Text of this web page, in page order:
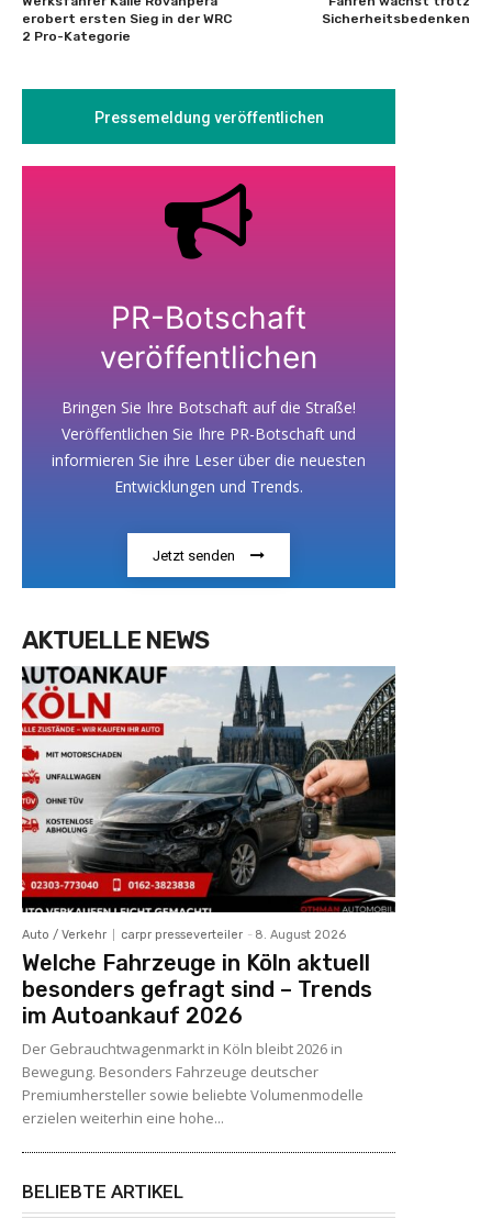
erobert ersten Sieg in der WRC
2 Pro-Kategorie
Sicherheitsbedenken
Pressemeldung veröffentlichen
PR-Botschaft
veröffentlichen
Bringen Sie Ihre Botschaft auf die Straße!
Veröffentlichen Sie Ihre PR-Botschaft und
informieren Sie ihre Leser über die neuesten
Entwicklungen und Trends.
Jetzt senden
AKTUELLE NEWS
Auto / Verkehr carpr presseverteiler - 8. August 2026
Welche Fahrzeuge in Köln aktuell
besonders gefragt sind – Trends
im Autoankauf 2026
Der Gebrauchtwagenmarkt in Köln bleibt 2026 in
Bewegung. Besonders Fahrzeuge deutscher
Premiumhersteller sowie beliebte Volumenmodelle
erzielen weiterhin eine hohe...
BELIEBTE ARTIKEL